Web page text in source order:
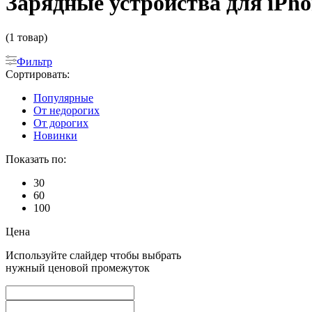
(1 товар)
Фильтр
Сортировать:
Популярные
От недорогих
От дорогих
Новинки
Показать по:
30
60
100
Цена
Используйте слайдер чтобы выбрать
нужный ценовой промежуток